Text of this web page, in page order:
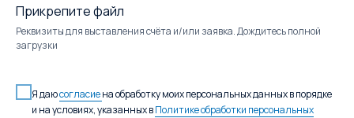
Прикрепите файл
Реквизиты для выставления счёта и/или заявка. Дождитесь полной
загрузки
Я даюсогласиена обработку моих персональных данных в порядке
и на условиях, указанных вПолитике обработки персональных